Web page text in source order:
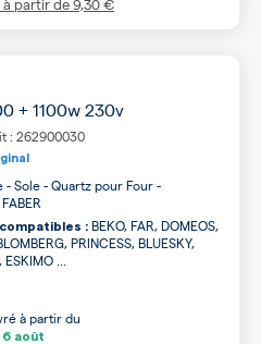
à partir de9,30 €
+ 1100w 230v
: 262900030
- Sole - Quartz pour Four -
: BEKO, FAR, DOMEOS,
PRINCESS, BLUESKY,
...
à partir du
6 août